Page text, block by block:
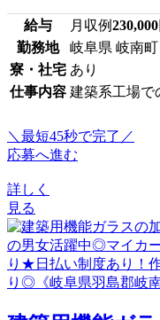
給与 月収例230,000
勤務地
岐阜県 岐南町
寮・社宅 あり
仕事内容 建築系工場で
＼最短45秒で完了／
応募へ進む
詳しく
見る